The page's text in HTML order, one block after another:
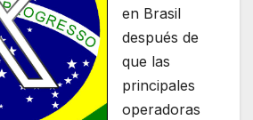
en Brasil
después de
que las
principales
operadoras